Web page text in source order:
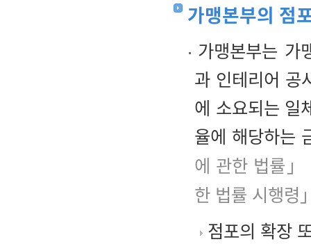
가맹본부의 점
가맹본부는 가
과 인테리어 공
에 소요되는 일
율에 해당하는
에 관한 법률
한 법률 시행령
점포의 확장